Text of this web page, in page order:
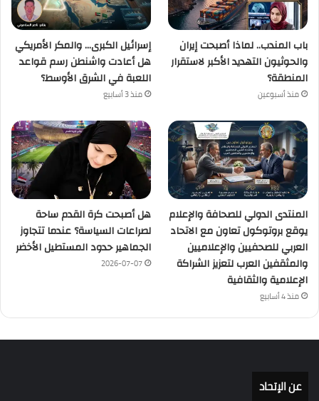
باب المندب.. لماذا أصبحت إيران
والحوثيون التهديد الأكبر لاستقرار
المنطقة؟
منذ أسبوعين
إسرائيل الكبرى… والمكر الأمريكي
هل أعادت واشنطن رسم قواعد
اللعبة في الشرق الأوسط؟
منذ 3 أسابيع
المنتدى الدولي للصحافة والإعلام
يوقع بروتوكول تعاون مع الاتحاد
العربي للصحفيين والإعلاميين
والمثقفين العرب لتعزيز الشراكة
الإعلامية والثقافية
منذ 4 أسابيع
هل أصبحت كرة القدم ساحة
لصراعات السياسة؟ عندما تتجاوز
الجماهير حدود المستطيل الأخضر
2026-07-07
عن الإتحاد